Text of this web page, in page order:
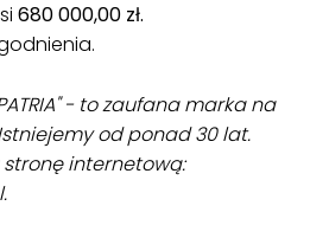
680 000,00 zł.
- to zaufana marka na
od ponad 30 lat.
internetową: